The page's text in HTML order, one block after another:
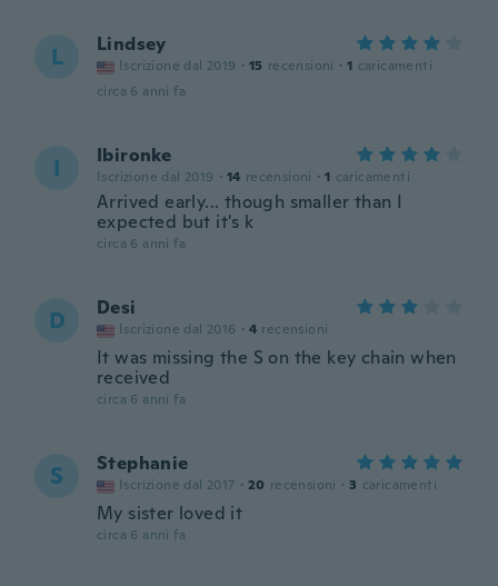
L Lindsey
Iscrizione dal 2019 · 15 recensioni · 1 caricamenti
circa 6 anni fa
I Ibironke
Iscrizione dal 2019 · 14 recensioni · 1 caricamenti
Arrived early... though smaller than I
expected but it's k
circa 6 anni fa
D Desi
Iscrizione dal 2016 · 4 recensioni
It was missing the S on the key chain when
received
circa 6 anni fa
S Stephanie
Iscrizione dal 2017 · 20 recensioni · 3 caricamenti
My sister loved it
circa 6 anni fa